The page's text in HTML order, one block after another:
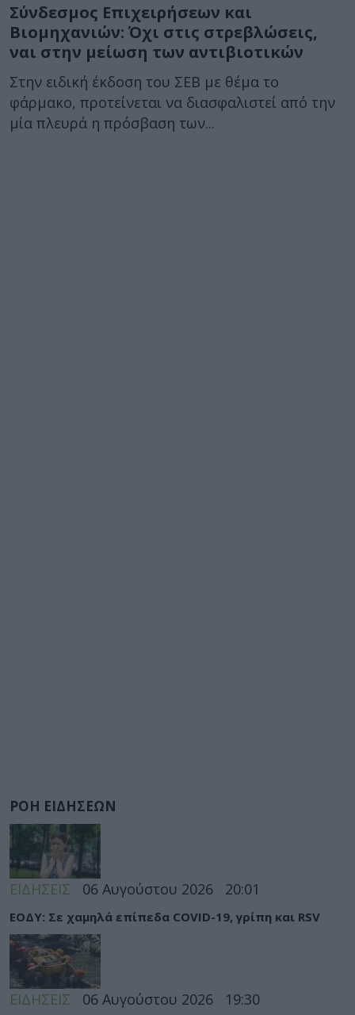
Σύνδεσμος Επιχειρήσεων και
Βιομηχανιών: Όχι στις στρεβλώσεις,
ναι στην μείωση των αντιβιοτικών
Στην ειδική έκδοση του ΣΕΒ με θέμα το
φάρμακο, προτείνεται να διασφαλιστεί από την
μία πλευρά η πρόσβαση των...
ΡΟΗ ΕΙΔΗΣΕΩΝ
ΕΙΔΗΣΕΙΣ 06 Αυγούστου 2026 20:01
ΕΟΔΥ: Σε χαμηλά επίπεδα COVID-19, γρίπη και RSV
ΕΙΔΗΣΕΙΣ 06 Αυγούστου 2026 19:30